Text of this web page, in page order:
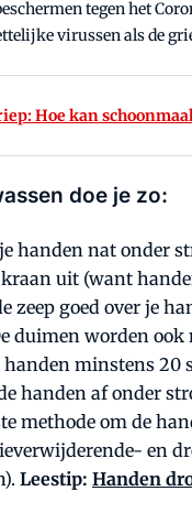
tegen het
virussen als de
Hoe kan
doe je zo:
handen nat onder
kraan uit (want
zeep goed over je
duimen worden ook
handen minstens 20
handen af onder
methode om de
en
Leestip: Handen